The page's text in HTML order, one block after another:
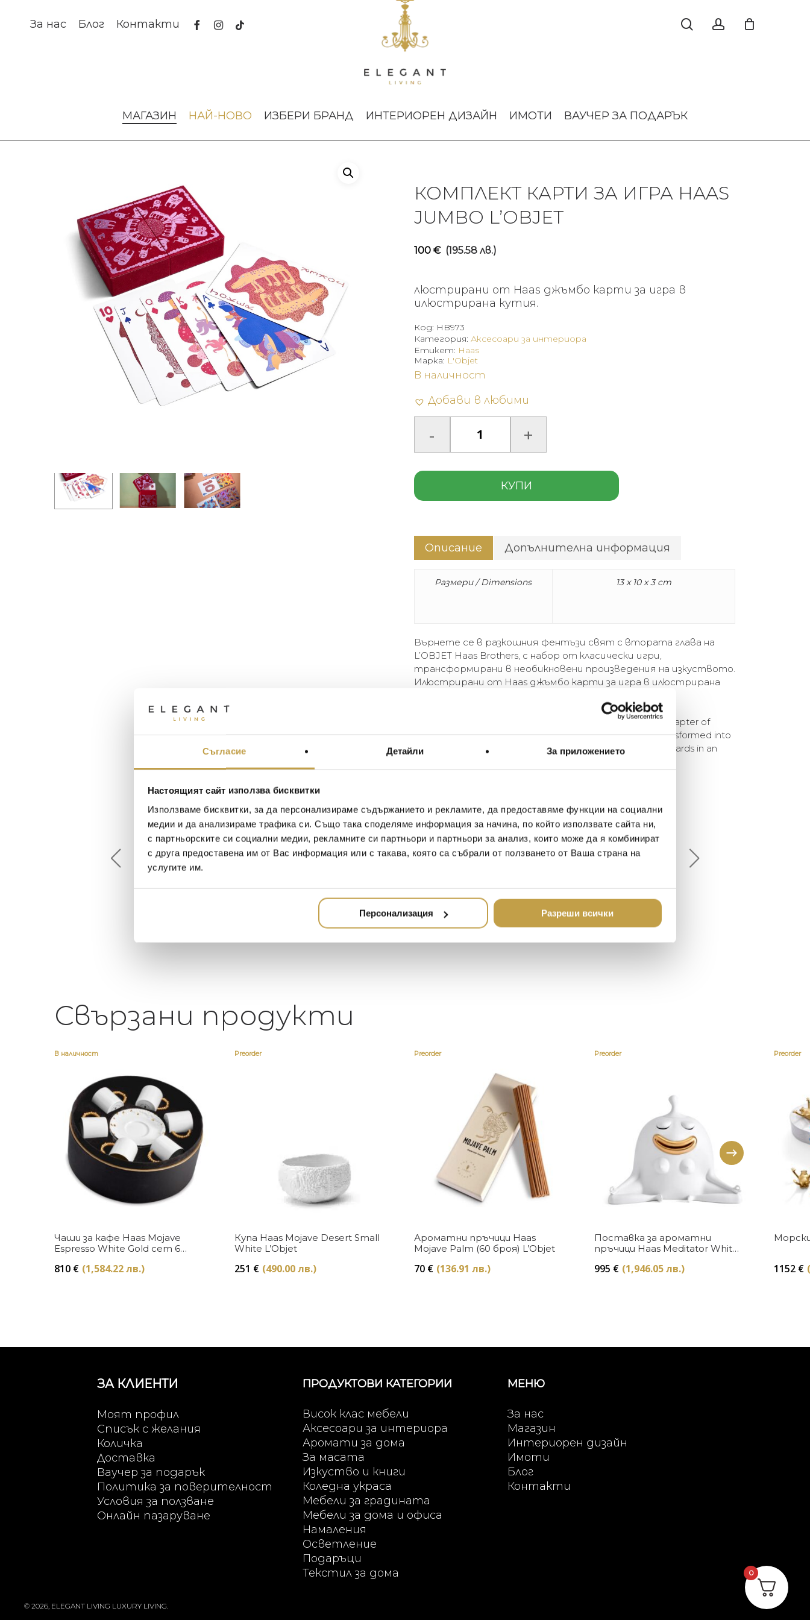
Съгласие Детайли За приложението
Настоящият сайт използва бисквитки
Използваме бисквитки, за да персонализираме съдържанието и рекламите, да предоставяме функции на социални
медии и да анализираме трафика си. Също така споделяме информация за начина, по който използвате сайта ни,
с партньорските си социални медии, рекламните си партньори и партньори за анализ, които може да я комбинират
с друга предоставена им от Вас информация или с такава, която са събрали от ползването от Ваша страна на
услугите им.
Персонализация Разреши всички
За нас Блог Контакти facebookinstagram
tiktok
МАГАЗИН НАЙ-НОВО ИЗБЕРИ БРАНД ИНТЕРИОРЕН ДИЗАЙН ИМОТИ ВАУЧЕР ЗА ПОДАРЪК
КОМПЛЕКТ КАРТИ ЗА ИГРА HAAS
JUMBO L’OBJET
100 € (195.58 лв.)
люстрирани от Haas джъмбо карти за игра в
илюстрирана кутия.
Код: HB973
Категория: Аксесоари за интериора
Етикет: Haas
В наличност
Добави в любими
КУПИ
Марка: L'Objet
Описание Допълнителна информация
Размери / Dimensions 13 x 10 x 3 cm
Върнете се в разкошния фентъзи свят с втората глава на
L’OBJET Haas Brothers, с набор от класически игри,
трансформирани в необикновени произведения на изкуството.
Илюстрирани от Haas джъмбо карти за игра в илюстрирана
Return to the sumptuous fantasy world with the second chapter of
L’OBJET Haas Brothers, with an array of classic games, transformed into
extraordinary pieces of art. Haas-illustrated jumbo playing cards in an
Много интересни
предложения! Любезен
персонал.
намерите всичко, което ще
направи жилището ви
неповторимо
Ивелина Линковска
стилно
Хареса ми
Свързани продукти
В наличност
Купи
Чаши за кафе Haas Mojave
Espresso White Gold сет 6
810 € (1,584.22 лв.)
Preorder
Купи
Купа Haas Mojave Desert Small
White L’Objet
251 € (490.00 лв.)
Preorder
Купи
Ароматни пръчици Haas
Mojave Palm (60 броя) L’Objet
70 € (136.91 лв.)
Preorder
Купи
Поставка за ароматни
пръчици Haas Meditator White
995 € (1,946.05 лв.)
Preorder
1152 €
ЗА КЛИЕНТИ
Моят профил
Списък с желания
Количка
Доставка
Ваучер за подарък
Политика за поверителност
Условия за ползване
Онлайн пазаруване
ПРОДУКТОВИ КАТЕГОРИИ
Висок клас мебели
Аксесоари за интериора
Аромати за дома
За масата
Изкуство и книги
Коледна украса
Мебели за градината
Мебели за дома и офиса
Намаления
Осветление
Подаръци
Текстил за дома
МЕНЮ
За нас
Магазин
Интериорен дизайн
Имоти
Блог
Контакти
© 2026, ELEGANT LIVING LUXURY LIVING.
0